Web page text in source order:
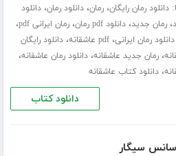
دانلود رمان رایگان،رمان،دانلود رمان،دانلود
،رمان جدید،دانلود pdf رمان ،رمان ایرانی pdf ،
دانلود رمان ایرانی،pdf عاشقانه ،دانلود رایگان
،رمان جدید عاشقانه،دانلود رمان عاشقانه،
،دانلود کتاب عاشقانه
دانلود کتاب
سیگار